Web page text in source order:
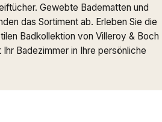
Gewebte Badematten und
das Sortiment ab. Erleben Sie die
Badkollektion von Villeroy & Boch
Badezimmer in Ihre persönliche